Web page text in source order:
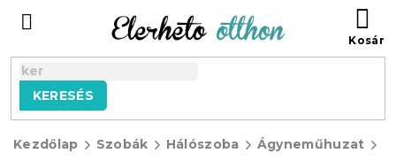
tartalomhoz
KERESÉS
Kezdőlap Szobák Hálószoba Ágyneműhuzat